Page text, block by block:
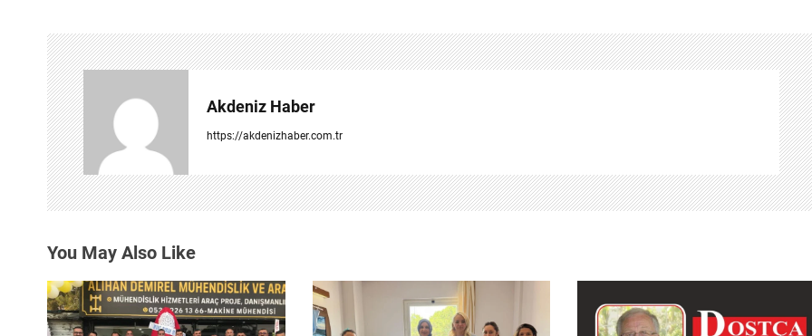
ı
g
e
z
i
m
e
s
Akdeniz Haber
https://akdenizhaber.com.tr
You May Also Like